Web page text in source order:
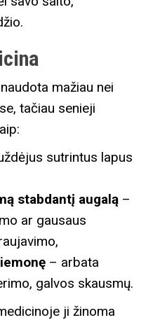
mažiau nei
tačiau senieji
sutrintus lapus
stabdantį augalą –
ar gausaus
– arbata
galvos skausmų.
ji žinoma